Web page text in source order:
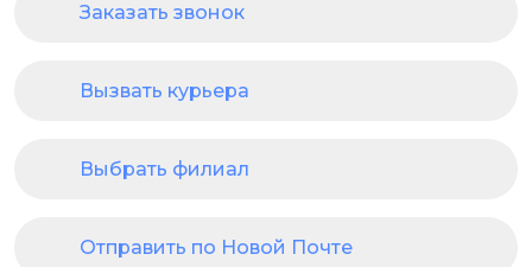
Заказать звонок
Вызвать курьера
Выбрать филиал
Отправить по Новой Почте